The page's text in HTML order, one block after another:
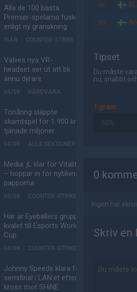
Alla de 100 bästa
Premier-spelarna fuskar
enligt ny granskning
IGÅR COUNTER-STRIKE
Valves nya VR-
headset ser ut att bli
ännu dyrare
04/08 HÅRDVARA
Tonåring släppte
skämtspel för 1 900 kr –
tjänade miljoner
04/08 ALLA SEKTIONER
Media: jL klar för Vitality
– hoppar in för nyblivna
papporna
04/08 COUNTER-STRIKE
Här är Eyeballers grupp i
kvalet till Esports World
Cup
04/08 COUNTER-STRIKE
Johnny Speeds klara för
semifinal i LAN:et efter
kross mot SHiNE
vs.
vs.
Tipset
Du måste
nu, snabbt
1 gram
50%
0
Ingen har
Skriv en